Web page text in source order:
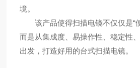
境。
该产品使得扫描电镜不仅仅是“便
而是从集成度、易操作性、稳定性
出发，打造好用的台式扫描电镜。